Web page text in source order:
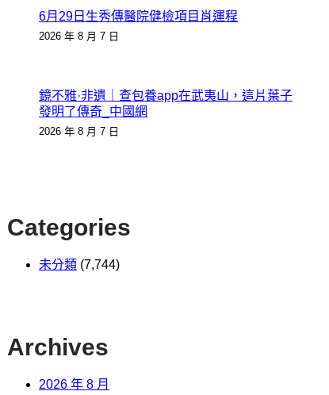
6月29日生秀傳醫院健檢項目肖運程
2026 年 8 月 7 日
鏡不雅·非遺｜查包養app在武夷山，這片葉子
發明了傳奇_中國網
2026 年 8 月 7 日
Categories
未分類 (7,744)
Archives
2026 年 8 月